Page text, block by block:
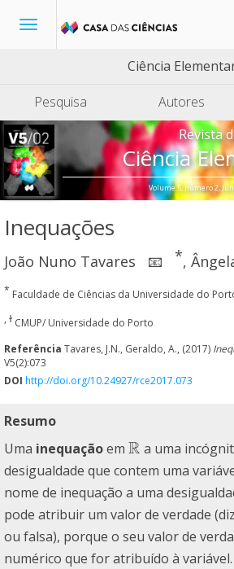
Toggle
Ciência
Pesquisa
Autores
Revista
Ciência
Volume 5, número 2,
Inequações
João Nuno Tavares 📧 *,
* Faculdade de Ciências da Universidade do
, ɫ CMUP/ Universidade do Porto
Referência Tavares, J.N., Geraldo, A., (2017)
V5(2):073
DOI http://doi.org/10.24927/rce2017.073
Resumo
Uma inequaçãoem R
R a uma
desigualdade que contem uma
nome de inequação a uma
pode atribuir um valor de verdade
ou falsa), porque o seu valor de
numérico que for atribuído à variável.